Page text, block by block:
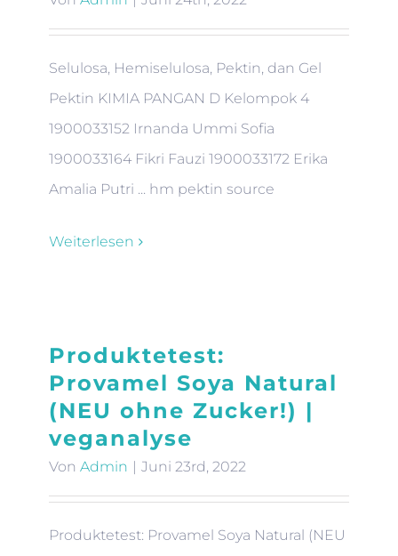
Selulosa, Hemiselulosa, Pektin, dan Gel
Pektin KIMIA PANGAN D Kelompok 4
1900033152 Irnanda Ummi Sofia
1900033164 Fikri Fauzi 1900033172 Erika
Amalia Putri ... hm pektin source
Weiterlesen
Produktetest:
Provamel Soya Natural
(NEU ohne Zucker!) |
veganalyse
Von Admin | Juni 23rd, 2022
Produktetest: Provamel Soya Natural (NEU